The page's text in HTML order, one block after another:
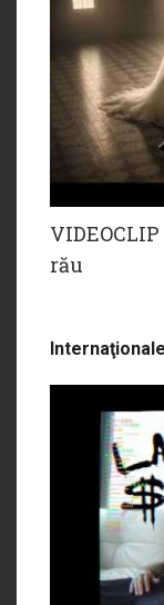
rău
Internaţionale